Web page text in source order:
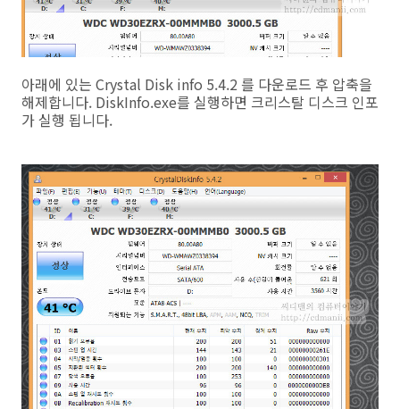
아래에 있는 Crystal Disk info 5.4.2 를 다운로드 후 압축을
해제합니다. DiskInfo.exe를 실행하면 크리스탈 디스크 인포
가 실행 됩니다.